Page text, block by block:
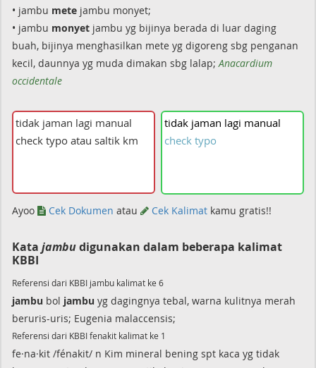
• jambu mete jambu monyet;
• jambu monyet jambu yg bijinya berada di luar daging
buah, bijinya menghasilkan mete yg digoreng sbg penganan
kecil, daunnya yg muda dimakan sbg lalap;Anacardium
occidentale
tidak jaman lagi manual
check typo
Ayoo Cek Dokumen atau Cek Kalimat kamu gratis!!
Kata jambudigunakan dalam beberapa kalimat
KBBI
Referensi dari KBBI jambu kalimat ke 6
jambu bol jambu yg dagingnya tebal, warna kulitnya merah
beruris-uris; Eugenia malaccensis;
Referensi dari KBBI fenakit kalimat ke 1
fe·na·kit /fénakit/ n Kim mineral bening spt kaca yg tidak